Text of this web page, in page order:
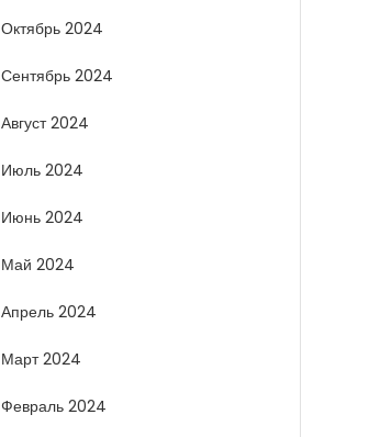
Октябрь 2024
Сентябрь 2024
Август 2024
Июль 2024
Июнь 2024
Май 2024
Апрель 2024
Март 2024
Февраль 2024